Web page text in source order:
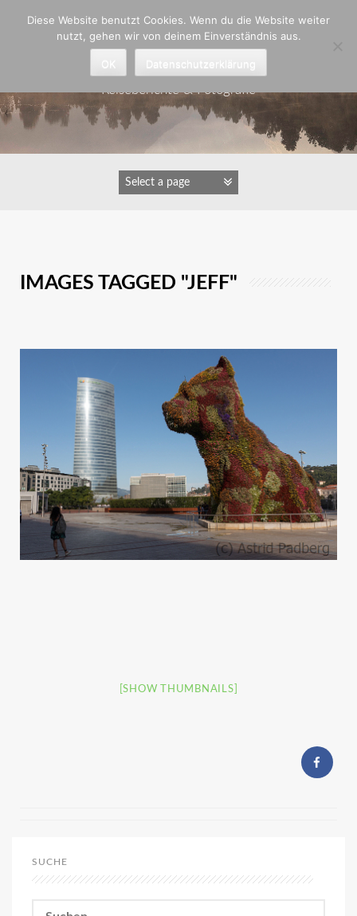
Astrid Padberg
Reiseberichte & Fotografie
IMAGES TAGGED "JEFF"
[SHOW THUMBNAILS]
SUCHE
Diese Website benutzt Cookies. Wenn du die Website weiter
nutzt, gehen wir von deinem Einverständnis aus.